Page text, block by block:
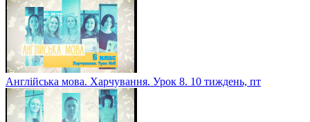
Англійська мова. Харчування. Урок 8. 10 тиждень, пт